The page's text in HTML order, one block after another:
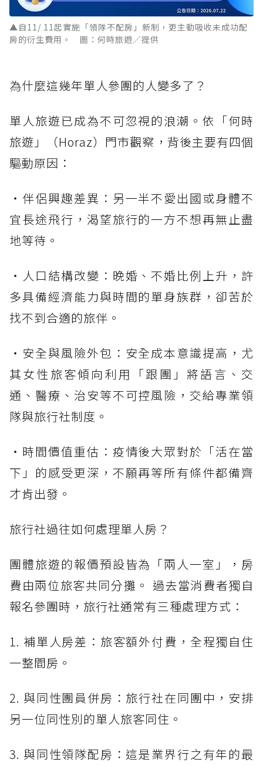
▲自11/ 11起實施「領隊不配房」新制，更主動吸收未成功配
房的衍生費用。 圖：何時旅遊／提供
為什麼這幾年單人參團的人變多了？
單人旅遊已成為不可忽視的浪潮。依「何時
旅遊」（Horaz）門市觀察，背後主要有四個
驅動原因：
・伴侶興趣差異：另一半不愛出國或身體不
宜長途飛行，渴望旅行的一方不想再無止盡
地等待。
・人口結構改變：晚婚、不婚比例上升，許
多具備經濟能力與時間的單身族群，卻苦於
找不到合適的旅伴。
・安全與風險外包：安全成本意識提高，尤
其女性旅客傾向利用「跟團」將語言、交
通、醫療、治安等不可控風險，交給專業領
隊與旅行社制度。
・時間價值重估：疫情後大眾對於「活在當
下」的感受更深，不願再等所有條件都備齊
才肯出發。
旅行社過往如何處理單人房？
團體旅遊的報價預設皆為「兩人一室」，房
費由兩位旅客共同分攤。 過去當消費者獨自
報名參團時，旅行社通常有三種處理方式：
1. 補單人房差：旅客額外付費，全程獨自住
一整間房。
2. 與同性團員併房：旅行社在同團中，安排
另一位同性別的單人旅客同住。
3. 與同性領隊配房：這是業界行之有年的最